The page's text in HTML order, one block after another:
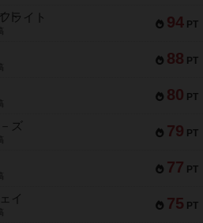
94 PT
ライト
88 PT
80 PT
79 PT
ズ
77 PT
75 PT
イ